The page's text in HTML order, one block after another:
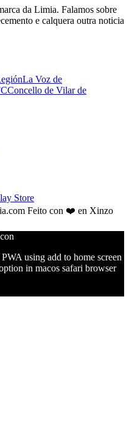
da Limia. Falamos sobre
e calquera outra noticia
La Voz de
Concello de Vilar de
Store
Feito con ❤️ en Xinzo
using add to home screen
in macos safari browser